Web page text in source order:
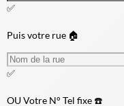
✅
Puis votre rue 🏠
✅
OUVotre N° Tel fixe ☎️